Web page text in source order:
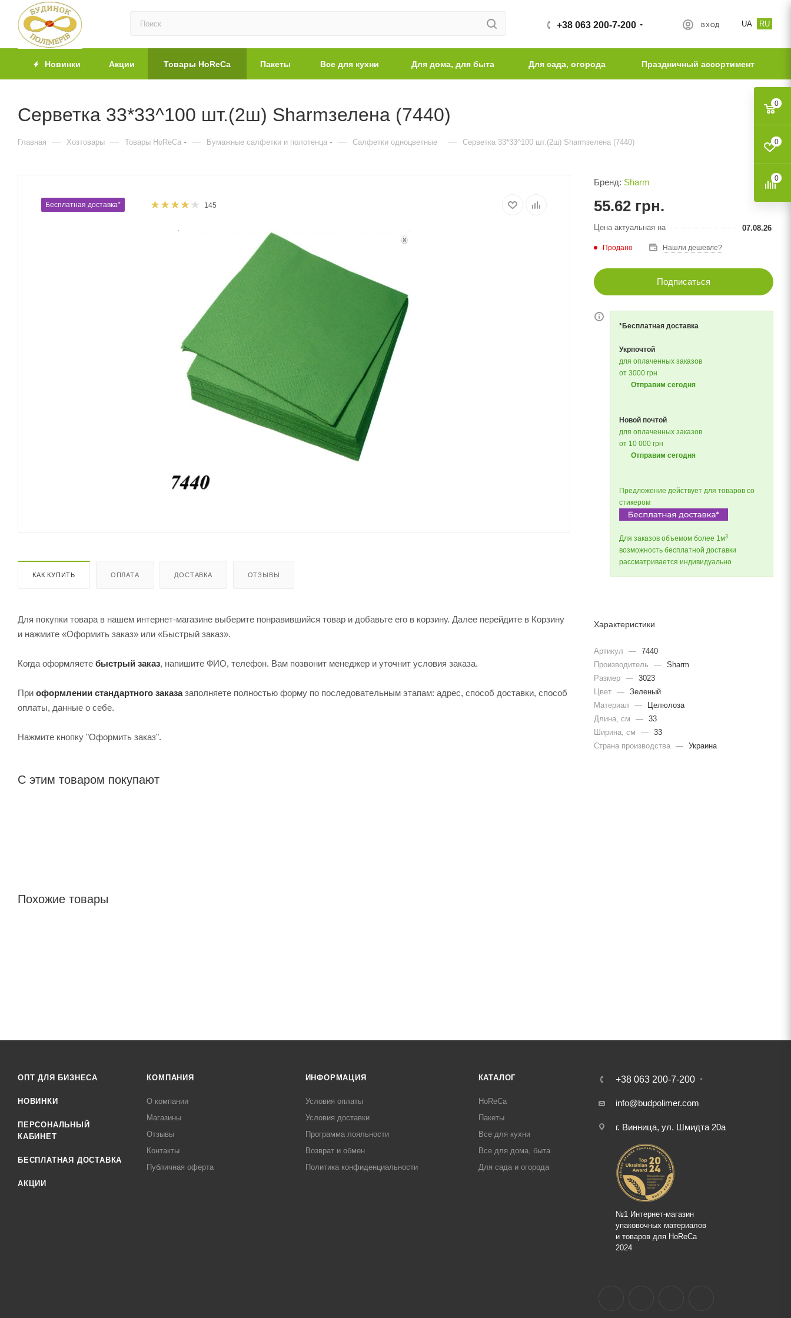
UA RU
ВХОД
+38 063 200-7-200
Новинки Акции Товары HoReCa Пакеты Все для кухни Для дома, для быта Для сада, огорода Праздничный ассортимент
Серветка 33*33^100 шт.(2ш) Sharmзелена (7440)
Главная — Хозтовары — Товары HoReCa — Бумажные салфетки и полотенца — Салфетки одноцветные — Серветка 33*33^100 шт.(2ш) Sharmзелена (7440)
Бесплатная доставка* 145
КАК КУПИТЬ ОПЛАТА ДОСТАВКА ОТЗЫВЫ
Для покупки товара в нашем интернет-магазине выберите понравившийся товар и добавьте его в корзину. Далее перейдите в Корзину
и нажмите «Оформить заказ» или «Быстрый заказ».
Когда оформляете быстрый заказ, напишите ФИО, телефон. Вам позвонит менеджер и уточнит условия заказа.
При оформлении стандартного заказа заполняете полностью форму по последовательным этапам: адрес, способ доставки, способ
оплаты, данные о себе.
Нажмите кнопку "Оформить заказ".
С этим товаром покупают
Похожие товары
Бренд: Sharm
55.62 грн.
Цена актуальная на 07.08.26
Продано Нашли дешевле?
Подписаться
*Бесплатная доставка
Укрпочтой
для оплаченных заказов
от 3000 грн
Отправим сегодня
Новой почтой
для оплаченных заказов
от 10 000 грн
Отправим сегодня
Предложение действует для товаров со
стикером
Для заказов объемом более 1м3
возможность бесплатной доставки
рассматривается индивидуально
Характеристики
Артикул — 7440
Производитель
— Sharm
Размер — 3023
Цвет — Зеленый
Материал
—
Целюлоза
Длина, cм
— 33
Ширина, cм
— 33
Страна производства — Украина
ОПТ ДЛЯ БИЗНЕСА
НОВИНКИ
ПЕРСОНАЛЬНЫЙ
КАБИНЕТ
БЕСПЛАТНАЯ ДОСТАВКА
АКЦИИ
КОМПАНИЯ
О компании
Магазины
Отзывы
Контакты
Публичная оферта
ИНФОРМАЦИЯ
Условия оплаты
Условия доставки
Программа лояльности
Возврат и обмен
Политика конфиденциальности
КАТАЛОГ
HoReCa
Пакеты
Все для кухни
Все для дома, быта
Для сада и огорода
+38 063 200-7-200
info@budpolimer.com
г. Винница, ул. Шмидта 20а
№1 Интернет-магазин
упаковочных материалов
и товаров для HoReCa
2024
0
0
0